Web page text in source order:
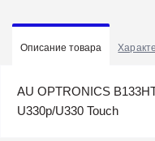
Описание товара
AU OPTRONICS
U330p/U330 Touch